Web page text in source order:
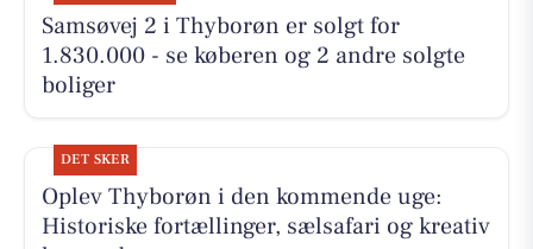
Samsøvej 2 i Thyborøn er solgt for
1.830.000 - se køberen og 2 andre solgte
boliger
DET SKER
Oplev Thyborøn i den kommende uge:
Historiske fortællinger, sælsafari og kreativ